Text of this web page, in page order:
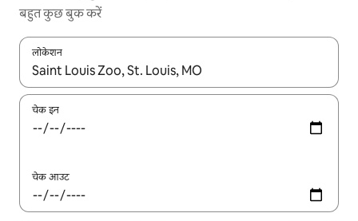
बहुत कुछ बुक करें
लोकेशन
नतीजों के उपलब्ध होने पर, अप और डाउन 'ऐरो की' का इस्तेमाल करके नेविगेट
चेक इन
चेक आउट